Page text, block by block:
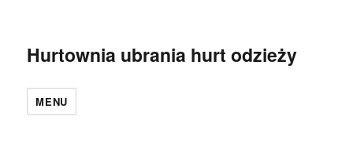
Hurtownia ubrania hurt odzieży
MENU